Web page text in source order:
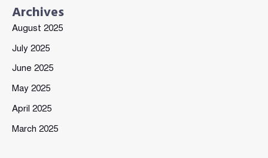
Archives
August 2025
July 2025
June 2025
May 2025
April 2025
March 2025